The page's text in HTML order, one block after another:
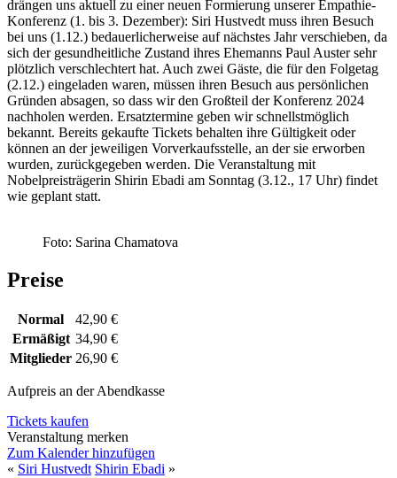
drängen uns aktuell zu einer neuen Formierung unserer Empathie-
Konferenz (1. bis 3. Dezember): Siri Hustvedt muss ihren Besuch
bei uns (1.12.) bedauerlicherweise auf nächstes Jahr verschieben, da
sich der gesundheitliche Zustand ihres Ehemanns Paul Auster sehr
plötzlich verschlechtert hat. Auch zwei Gäste, die für den Folgetag
(2.12.) eingeladen waren, müssen ihren Besuch aus persönlichen
Gründen absagen, so dass wir den Großteil der Konferenz 2024
nachholen werden. Ersatztermine geben wir schnellstmöglich
bekannt. Bereits gekaufte Tickets behalten ihre Gültigkeit oder
können an der jeweiligen Vorverkaufsstelle, an der sie erworben
wurden, zurückgegeben werden. Die Veranstaltung mit
Nobelpreisträgerin Shirin Ebadi am Sonntag (3.12., 17 Uhr) findet
wie geplant statt.
Foto: Sarina Chamatova
Preise
Normal
42,90 €
Ermäßigt 34,90 €
Mitglieder 26,90 €
Aufpreis an der Abendkasse
Tickets kaufen
Veranstaltung merken
Zum Kalender hinzufügen
« Siri Hustvedt Shirin Ebadi »